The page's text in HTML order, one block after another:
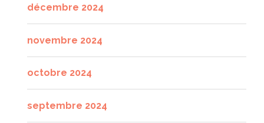
décembre 2024
novembre 2024
octobre 2024
septembre 2024